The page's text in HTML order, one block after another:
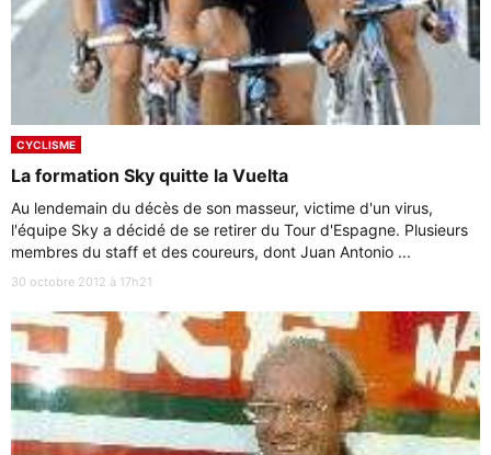
CYCLISME
La formation Sky quitte la Vuelta
Au lendemain du décès de son masseur, victime d'un virus,
l'équipe Sky a décidé de se retirer du Tour d'Espagne. Plusieurs
membres du staff et des coureurs, dont Juan Antonio ...
30 octobre 2012 à 17h21